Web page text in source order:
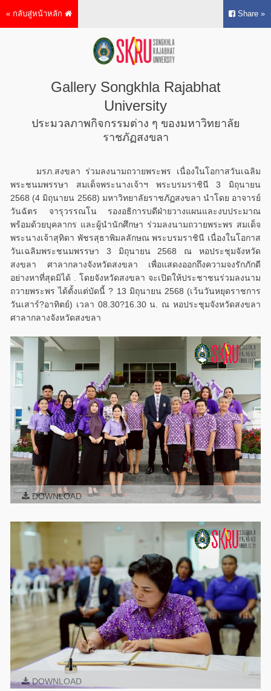
« กลับสู่หน้าหลัก Share »
Gallery Songkhla Rajabhat
University
ประมวลภาพกิจกรรมต่าง ๆ ของมหาวิทยาลัย
ราชภัฏสงขลา
มรภ.สงขลา ร่วมลงนามถวายพระพร เนื่องในโอกาสวันเฉลิม
พระชนมพรรษา สมเด็จพระนางเจ้าฯ พระบรมราชินี 3 มิถุนายน
2568 (4 มิถุนายน 2568) มหาวิทยาลัยราชภัฏสงขลา นำโดย อาจารย์
วันฉัตร จารุวรรณโน รองอธิการบดีฝ่ายวางแผนและงบประมาณ
พร้อมด้วยบุคลากร และผู้นำนักศึกษา ร่วมลงนามถวายพระพร สมเด็จ
พระนางเจ้าสุทิดา พัชรสุธาพิมลลักษณ พระบรมราชินี เนื่องในโอกาส
วันเฉลิมพระชนมพรรษา 3 มิถุนายน 2568 ณ หอประชุมจังหวัด
สงขลา ศาลากลางจังหวัดสงขลา เพื่อแสดงออกถึงความจงรักภักดี
อย่างหาที่สุดมิได้ . โดยจังหวัดสงขลา จะเปิดให้ประชาชนร่วมลงนาม
ถวายพระพร ได้ตั้งแต่บัดนี้ ? 13 มิถุนายน 2568 (เว้นวันหยุดราชการ
วันเสาร์?อาทิตย์) เวลา 08.30?16.30 น. ณ หอประชุมจังหวัดสงขลา
ศาลากลางจังหวัดสงขลา
DOWNLOAD
DOWNLOAD